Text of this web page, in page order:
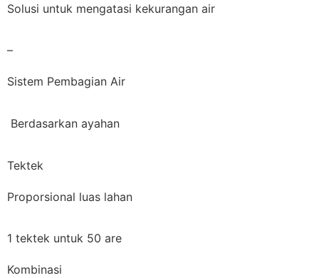
Solusi untuk mengatasi kekurangan air
–
Sistem Pembagian Air
Berdasarkan ayahan
Tektek
Proporsional luas lahan
1 tektek untuk 50 are
Kombinasi